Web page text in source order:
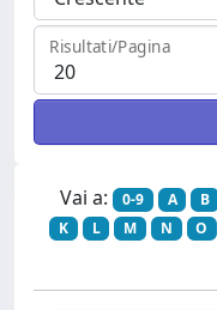
Risultati/Pagina
Vai a: 0-9 A B
K
L M N O